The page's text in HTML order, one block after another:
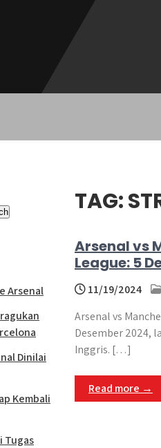
TAG:
Arsenal vs
League: 5
11/19/2024
Arsenal vs
Desember 2024,
Inggris. […]
Read more →
Arsenal
Dinilai
Kembali
Tugas